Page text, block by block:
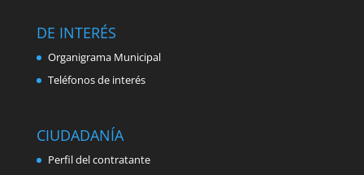
DE INTERÉS
Organigrama Municipal
Teléfonos de interés
CIUDADANÍA
Perfil del contratante